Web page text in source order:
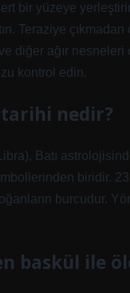
bir yüzeye
Teraziye çıkmadan
diğer ağır nesneleri
kontrol edin.
tarihi nedir?
Batı
biridir.
burcudur.
baskül ile